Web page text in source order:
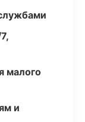
малого
и